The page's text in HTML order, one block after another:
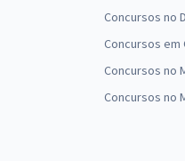
Concursos no
Concursos em
Concursos no
Concursos no